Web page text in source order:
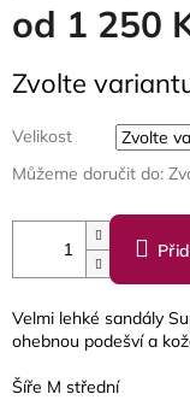
od 1 250
cena:
Zvolte
Velikost
Můžeme doručit do:
Velmi lehké sandály
ohebnou podešví a
Šíře M střední